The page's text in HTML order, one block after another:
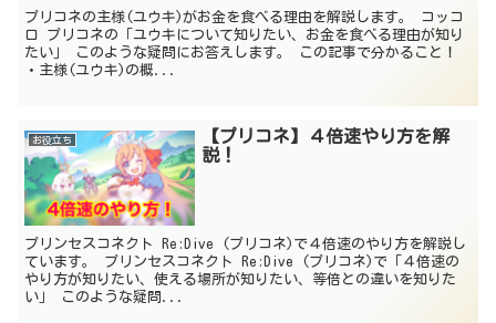
プリコネの主様(ユウキ)がお金を食べる理由を解説します。 コッコ
ロ プリコネの「ユウキについて知りたい、お金を食べる理由が知り
たい」 このような疑問にお答えします。 この記事で分かること！
・主様(ユウキ)の概...
お役立ち
【プリコネ】４倍速やり方を解
説！
プリンセスコネクト Re:Dive (プリコネ)で４倍速のやり方を解説し
ています。 プリンセスコネクト Re:Dive (プリコネ)で「４倍速の
やり方が知りたい、使える場所が知りたい、等倍との違いを知りた
い」 このような疑問...